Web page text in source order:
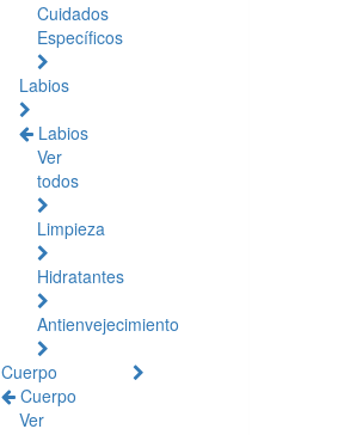
Cuidados
Específicos
Labios
Labios
Ver
todos
Limpieza
Hidratantes
Antienvejecimiento
Cuerpo
Cuerpo
Ver